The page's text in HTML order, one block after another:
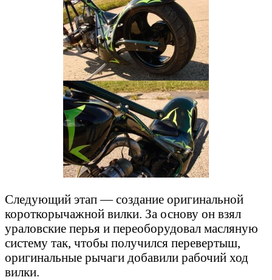
Следующий этап — создание оригинальной
короткорычажной вилки. За основу он взял
ураловские перья и переоборудовал масляную
систему так, чтобы получился перевертыш,
оригинальные рычаги добавили рабочий ход
вилки.